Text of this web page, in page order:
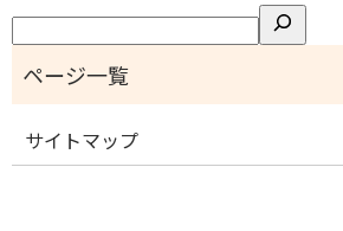
検
索
サイトマップ